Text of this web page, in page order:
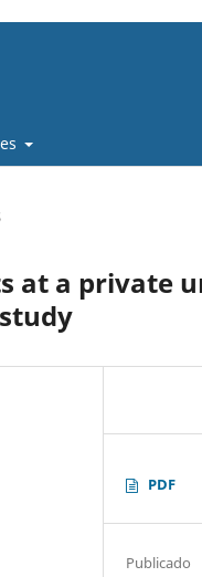
at a private
PDF
Publicado